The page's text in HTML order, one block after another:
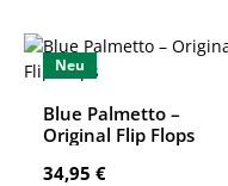
Neu
Blue Palmetto –
Original Flip Flops
Regulärer Preis:
34,95 €